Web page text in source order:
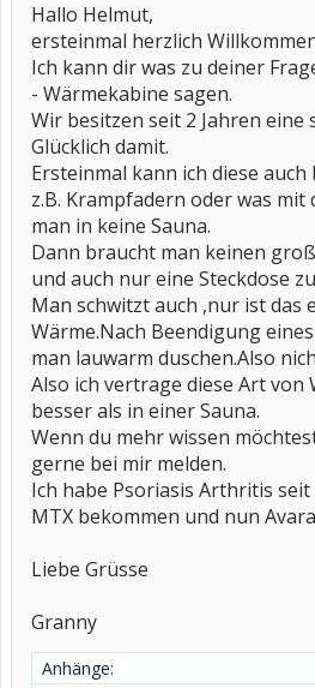
Hallo Helmut,
ersteinmal herzlich
Ich kann dir was zu deiner
- Wärmekabine sagen.
Wir besitzen seit 2 Jahren eine
Glücklich damit.
Ersteinmal kann ich diese
z.B. Krampfadern oder was
man in keine Sauna.
Dann braucht man keinen
und auch nur eine Steckdose
Man schwitzt auch ,nur ist das
Wärme.Nach Beendigung
man lauwarm duschen.Also
Also ich vertrage diese Art von
besser als in einer Sauna.
Wenn du mehr wissen
gerne bei mir melden.
Ich habe Psoriasis Arthritis
MTX bekommen und nun
Liebe Grüsse
Granny
Anhänge: